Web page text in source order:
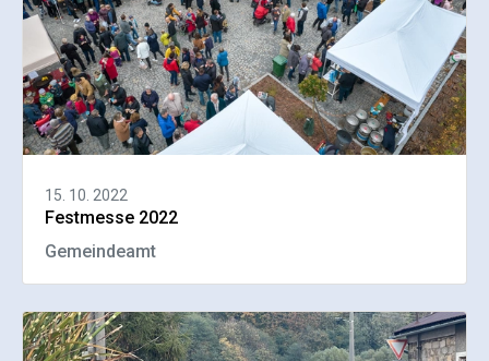
15. 10. 2022
Festmesse 2022
Gemeindeamt